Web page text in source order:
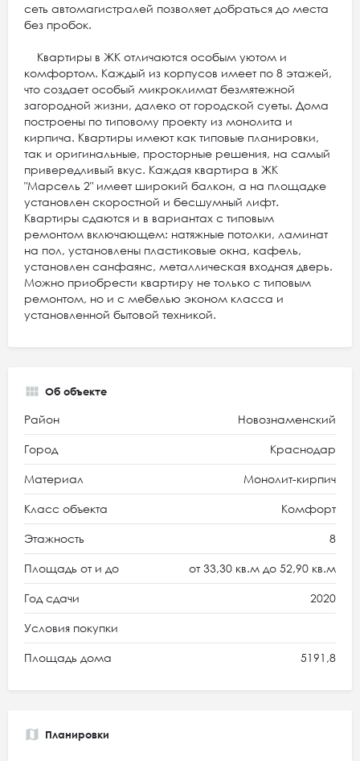
сеть автомагистралей позволяет добраться до места
без пробок.
Квартиры в ЖК отличаются особым уютом и
комфортом. Каждый из корпусов имеет по 8 этажей,
что создает особый микроклимат безмятежной
загородной жизни, далеко от городской суеты. Дома
построены по типовому проекту из монолита и
кирпича. Квартиры имеют как типовые планировки,
так и оригинальные, просторные решения, на самый
привередливый вкус. Каждая квартира в ЖК
"Марсель 2" имеет широкий балкон, а на площадке
установлен скоростной и бесшумный лифт.
Квартиры сдаются и в вариантах с типовым
ремонтом включающем: натяжные потолки, ламинат
на пол, установлены пластиковые окна, кафель,
установлен санфаянс, металлическая входная дверь.
Можно приобрести квартиру не только с типовым
ремонтом, но и с мебелью эконом класса и
установленной бытовой техникой.
Об объекте
Район Новознаменский
Город Краснодар
Материал Монолит-кирпич
Класс объекта Комфорт
Этажность 8
Площадь от и до от 33,30 кв.м до 52,90 кв.м
Год сдачи 2020
Условия покупки
Площадь дома 5191,8
Планировки